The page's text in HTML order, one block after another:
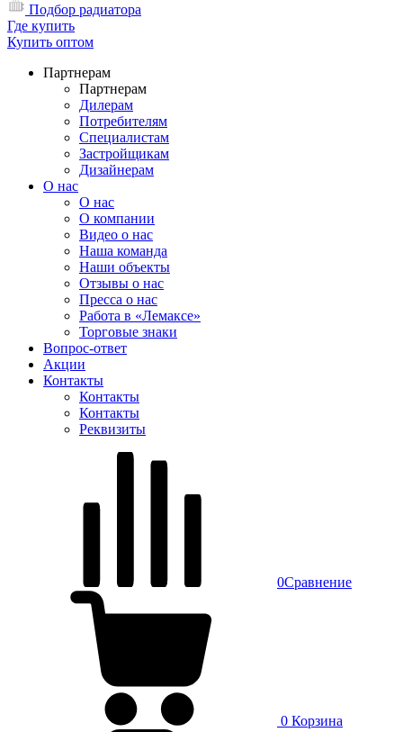
Подбор радиатора
Где купить
Купить оптом
Партнерам
Партнерам
Дилерам
Потребителям
Специалистам
Застройщикам
Дизайнерам
О нас
О нас
О компании
Видео о нас
Наша команда
Наши объекты
Отзывы о нас
Пресса о нас
Работа в «Лемаксе»
Торговые знаки
Вопрос-ответ
Акции
Контакты
Контакты
Контакты
Реквизиты
0Сравнение
0 Корзина